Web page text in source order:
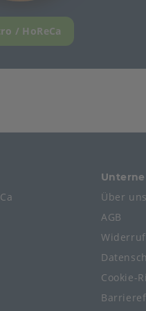
/ HoReCa
Über
AGB
Cookie-